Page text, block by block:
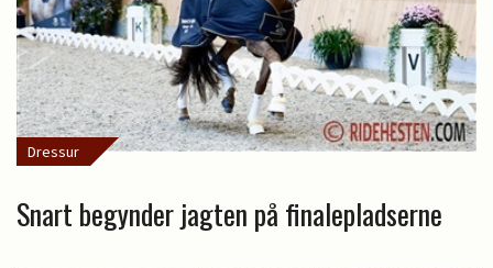
Dressur
Snart begynder jagten på finalepladserne